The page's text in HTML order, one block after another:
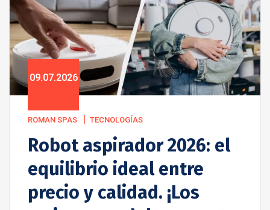
09.07.2026
ROMAN SPAS TECNOLOGÍAS
Robot aspirador 2026: el
equilibrio ideal entre
precio y calidad. ¡Los